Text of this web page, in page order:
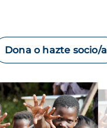
Dona o hazte socio/a